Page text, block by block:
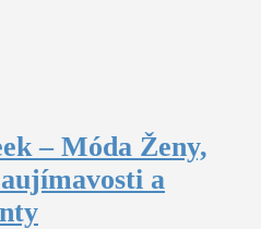
– Móda Ženy,
a